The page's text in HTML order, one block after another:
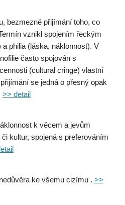
bezmezné přijímání toho, co
vznikl spojením řeckým
philia (láska, náklonnost). V
často spojován s
(cultural cringe) vlastní
se jedná o přesný opak
>> detail
k věcem a jevům
kultur, spojená s preferováním
ke všemu cizímu . >>